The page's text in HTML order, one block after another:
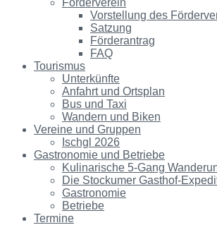
Förderverein
Vorstellung des
Satzung
Förderantrag
FAQ
Tourismus
Unterkünfte
Anfahrt und Ortsplan
Bus und Taxi
Wandern und Biken
Vereine und Gruppen
Ischgl 2026
Gastronomie und Betriebe
Kulinarische 5-Gang
Die Stockumer Gasthof-
Gastronomie
Betriebe
Termine